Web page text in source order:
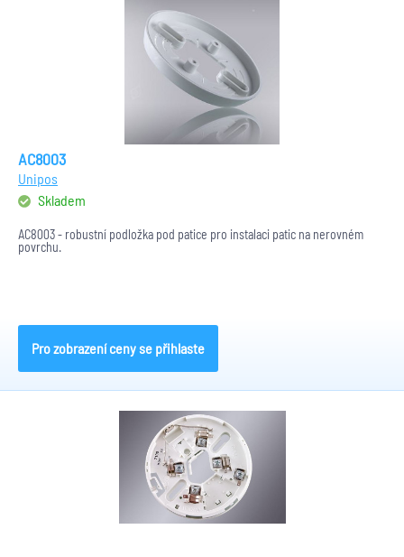
AC8003
Unipos
Skladem
AC8003 - robustní podložka pod patice pro instalaci patic na nerovném
povrchu.
Pro zobrazení ceny se přihlaste